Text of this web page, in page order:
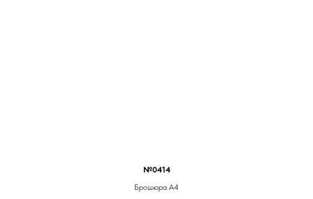
№0414
Брошюра А4